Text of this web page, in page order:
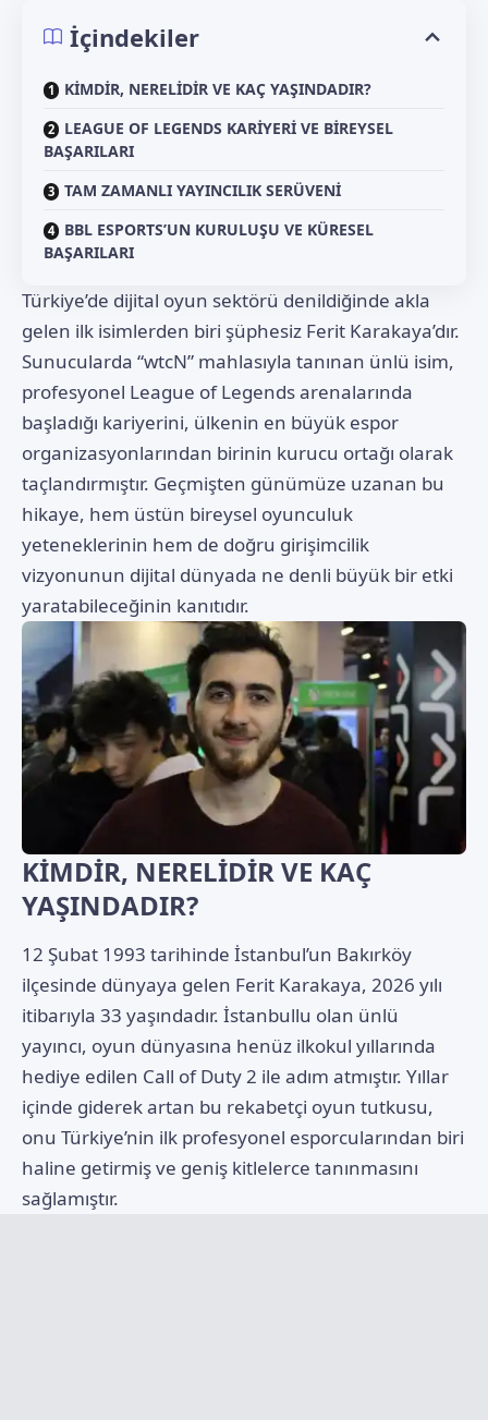
İçindekiler
KİMDİR, NERELİDİR VE KAÇ YAŞINDADIR?
LEAGUE OF LEGENDS KARİYERİ VE BİREYSEL
BAŞARILARI
TAM ZAMANLI YAYINCILIK SERÜVENİ
BBL ESPORTS’UN KURULUŞU VE KÜRESEL
BAŞARILARI
Türkiye’de dijital oyun sektörü denildiğinde akla
gelen ilk isimlerden biri şüphesiz Ferit Karakaya’dır.
Sunucularda “wtcN” mahlasıyla tanınan ünlü isim,
profesyonel League of Legends arenalarında
başladığı kariyerini, ülkenin en büyük espor
organizasyonlarından birinin kurucu ortağı olarak
taçlandırmıştır. Geçmişten günümüze uzanan bu
hikaye, hem üstün bireysel oyunculuk
yeteneklerinin hem de doğru girişimcilik
vizyonunun dijital dünyada ne denli büyük bir etki
yaratabileceğinin kanıtıdır.
KİMDİR, NERELİDİR VE KAÇ
YAŞINDADIR?
12 Şubat 1993 tarihinde İstanbul’un Bakırköy
ilçesinde dünyaya gelen Ferit Karakaya, 2026 yılı
itibarıyla 33 yaşındadır. İstanbullu olan ünlü
yayıncı, oyun dünyasına henüz ilkokul yıllarında
hediye edilen Call of Duty 2 ile adım atmıştır. Yıllar
içinde giderek artan bu rekabetçi oyun tutkusu,
onu Türkiye’nin ilk profesyonel esporcularından biri
haline getirmiş ve geniş kitlelerce tanınmasını
sağlamıştır.